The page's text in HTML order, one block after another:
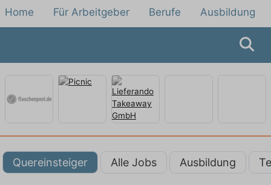
Home Für Arbeitgeber Berufe Ausbildung
Quereinsteiger Alle Jobs Ausbildung